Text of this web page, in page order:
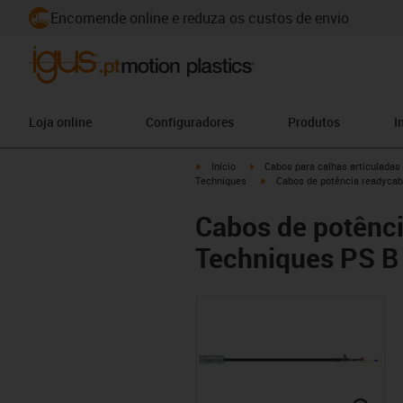
Encomende online e reduza os custos de envio
Loja online Configuradores Produtos
igus-icon-arrow-right
Início igus-icon-arrow-right
Cabos para calhas articuladas
Techniques
igus-icon-arrow-right
Cabos de potência
Cabos de
Techniques PS